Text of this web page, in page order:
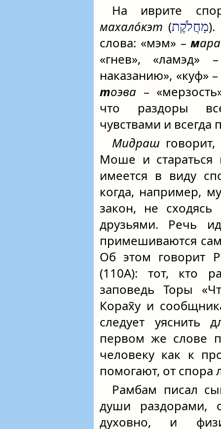
На иврите
махало́кэт (מַחֲלֹקֶת).
слова: «мэм» –мара
«гнев»,
наказанию», «куф»
тоэва –
что раздоры
чувствами и всегда
Мидраш
Моше и стараться
имеется в виду
когда, например,
закон, не
друзьями. Речь
примешиваются
Об этом говорит
(110А): тот, кто
заповедь Торы
Корах̃у и
следует уяснить
первом же слове
человеку как к
помогают, от спора
Рамбам писал
души раздорами,
духовно, и